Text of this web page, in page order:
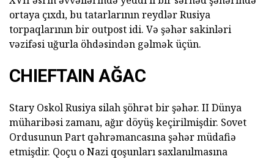
ortaya çıxdı, bu tatarlarının reydlər Rusiya
torpaqlarının bir outpost idi. Və şəhər sakinləri
vəzifəsi uğurla öhdəsindən gəlmək üçün.
CHIEFTAIN AĞAC
Stary Oskol Rusiya silah şöhrət bir şəhər. II Dünya
müharibəsi zamanı, ağır döyüş keçirilmişdir. Sovet
Ordusunun Part qəhrəmancasına şəhər müdafiə
etmişdir. Qoçu o Nazi qoşunları saxlanılmasına